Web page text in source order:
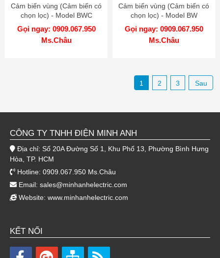
Cảm biến vùng (Cảm biến có
chọn lọc) - Model BWC
Gọi ngay: 0909.067.950
Ms.Châu
Cảm biến vùng (Cảm biến có
chọn lọc) - Model BW
Gọi ngay: 0909.067.950
Ms.Châu
1 2 3 Sau
CÔNG TY TNHH ĐIỆN MINH ANH
Địa chỉ: Số 20A Đường Số 1, Khu Phố 13, Phường Bình Hưng
Hòa, TP. HCM
Hotline: 0909.067.950 Ms.Châu
Email: sales@minhanhelectric.com
Website: www.minhanhelectric.com
KẾT NỐI